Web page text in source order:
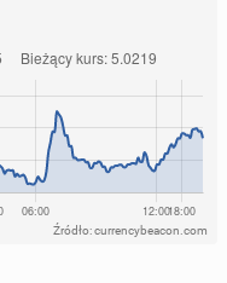
Źródło: currencybeacon.com